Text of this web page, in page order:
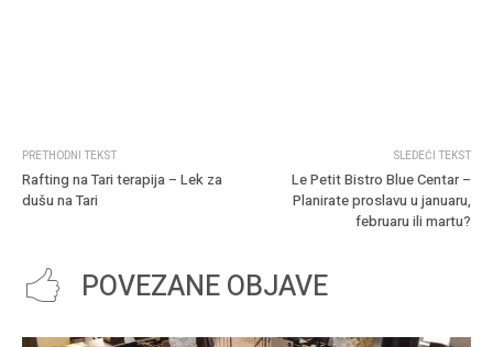
PRETHODNI TEKST
Rafting na Tari terapija – Lek za
dušu na Tari
SLEDEĆI TEKST
Le Petit Bistro Blue Centar –
Planirate proslavu u januaru,
februaru ili martu?
POVEZANE OBJAVE